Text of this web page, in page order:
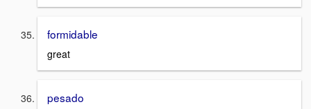
formidable
great
pesado